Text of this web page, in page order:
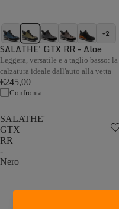
+2
SALATHE' GTX RR - Aloe
Leggera, versatile e a taglio basso: la
calzatura ideale dall'auto alla vetta
€245,00
Confronta
SALATHE'
GTX
RR
-
Nero